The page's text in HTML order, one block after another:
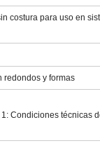
costura para uso en
redondos y formas
Condiciones técnicas